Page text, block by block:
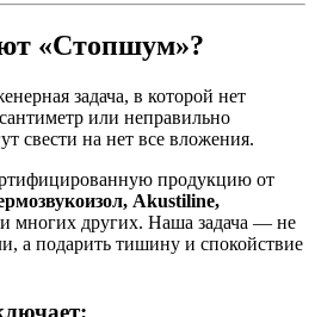
«Стопшум»?
задача, в которой нет
или неправильно
свести на нет все вложения.
продукцию от
Akustiline,
и многих других. Наша задача — не
а подарить тишину и спокойствие